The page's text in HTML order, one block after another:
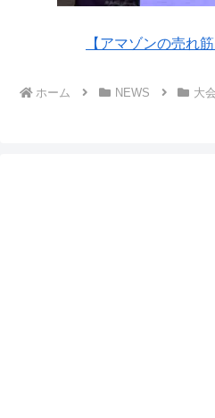
【アマゾンの売れ
ホーム NEWS 大